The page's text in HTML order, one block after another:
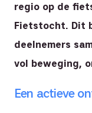
regio op de
Fietstocht. Dit
deelnemers
vol beweging,
Een actieve